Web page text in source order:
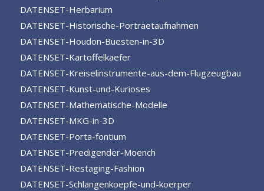
DATENSET-Herbarium
DATENSET-Historische-Portraetaufnahmen
DATENSET-Houdon-Buesten-in-3D
DATENSET-Kartoffelkaefer
DATENSET-Kreiselinstrumente-aus-dem-Flugzeugbau
DATENSET-Kunst-und-Kurioses
DATENSET-Mathematische-Modelle
DATENSET-MKG-in-3D
DATENSET-Porta-fontium
DATENSET-Predigender-Moench
DATENSET-Restaging-Fashion
DATENSET-Schlangenkoepfe-und-koerper